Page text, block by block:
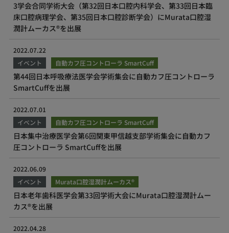
3学会合同学術大会（第32回日本口腔内科学会、第33回日本臨
床口腔病理学会、第35回日本口腔診断学会）にMurata口腔湿
潤計ムーカス®を出展
2022.07.22
イベント
自動カフ圧コントローラ SmartCuff
第44回日本呼吸療法医学会学術集会に自動カフ圧コントローラ
SmartCuffを出展
2022.07.01
イベント
自動カフ圧コントローラ SmartCuff
日本集中治療医学会第6回関東甲信越支部学術集会に自動カフ
圧コントローラ SmartCuffを出展
2022.06.09
イベント
Murata口腔湿潤計ムーカス®
日本老年歯科医学会第33回学術大会にMurata口腔湿潤計ムー
カス®を出展
2022.04.28